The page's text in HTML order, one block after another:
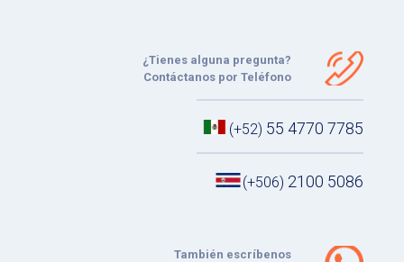
¿Tienes alguna pregunta?
Contáctanos por Teléfono
(+52) 55 4770 7785
(+506) 2100 5086
También escríbenos